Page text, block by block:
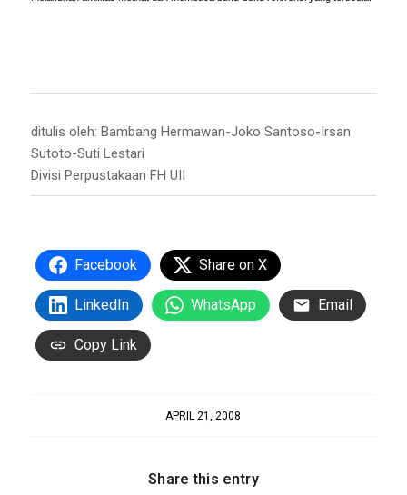
ditulis oleh: Bambang Hermawan-Joko Santoso-Irsan
Sutoto-Suti Lestari
Divisi Perpustakaan FH UII
Facebook Share on X
LinkedIn WhatsApp Email
Copy Link
APRIL 21, 2008
Share this entry